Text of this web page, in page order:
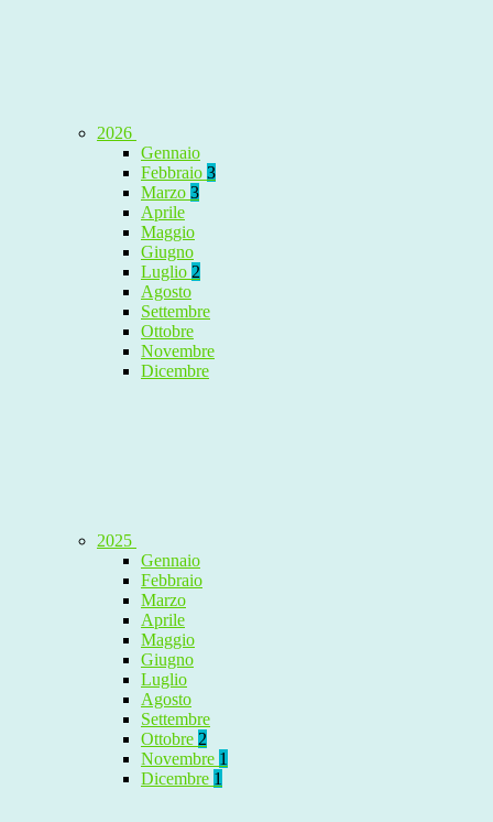
2026
Gennaio
Febbraio 3
Marzo 3
Aprile
Maggio
Giugno
Luglio 2
Agosto
Settembre
Ottobre
Novembre
Dicembre
2025
Gennaio
Febbraio
Marzo
Aprile
Maggio
Giugno
Luglio
Agosto
Settembre
Ottobre 2
Novembre 1
Dicembre 1